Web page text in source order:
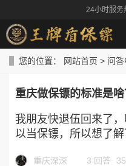
24小时服务
您的位置： 网站首页 > 问
重庆做保镖的标准是啥
我朋友快退伍回来了
以当保镖，所以想了
重庆深深 3 回答·